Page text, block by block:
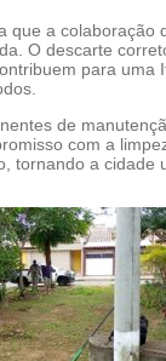
que a colaboração
O descarte
para uma
de
com a
tornando a cidade